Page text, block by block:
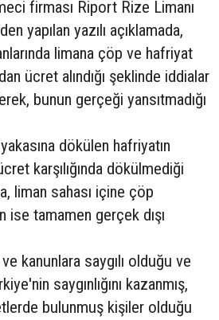
firması Riport Rize Limanı
yapılan yazılı açıklamada,
limana çöp ve hafriyat
ücret alındığı şeklinde iddialar
bunun gerçeği yansıtmadığı
dökülen hafriyatın
karşılığında dökülmediği
liman sahası içine çöp
ise tamamen gerçek dışı
kanunlara saygılı olduğu ve
saygınlığını kazanmış,
bulunmuş kişiler olduğu